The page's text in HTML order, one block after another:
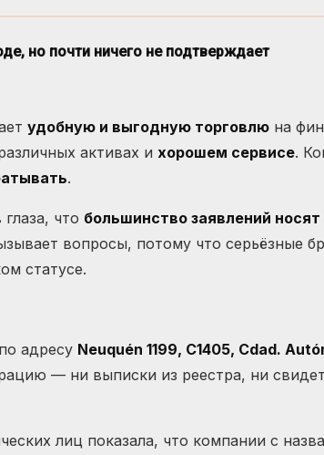
но почти ничего не подтверждает
удобную и выгодную торговлю на
активах и хорошем сервисе.
.
что большинство заявлений
вопросы, потому что серьёзные
статусе.
по адресу Neuquén 1199, C1405, Cdad.
— ни выписки из реестра, ни
лиц показала, что компании с